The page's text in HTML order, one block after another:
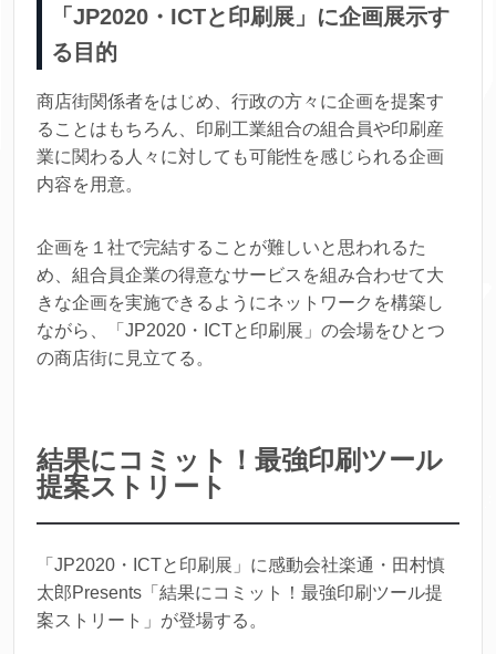
「JP2020・ICTと印刷展」に企画展示す
る目的
商店街関係者をはじめ、行政の方々に企画を提案す
ることはもちろん、印刷工業組合の組合員や印刷産
業に関わる人々に対しても可能性を感じられる企画
内容を用意。
企画を１社で完結することが難しいと思われるた
め、組合員企業の得意なサービスを組み合わせて大
きな企画を実施できるようにネットワークを構築し
ながら、「JP2020・ICTと印刷展」の会場をひとつ
の商店街に見立てる。
結果にコミット！最強印刷ツール
提案ストリート
「JP2020・ICTと印刷展」に感動会社楽通・田村慎
太郎Presents「結果にコミット！最強印刷ツール提
案ストリート」が登場する。